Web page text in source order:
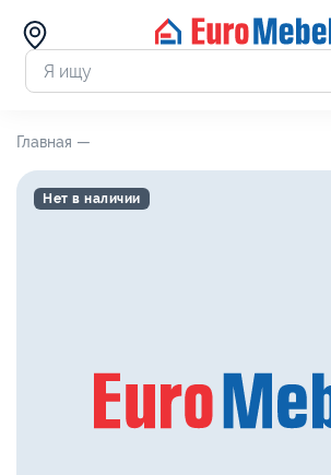
Главная —
Нет в наличии